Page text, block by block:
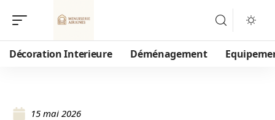
Décoration Interieure Déménagement
15 mai 2026